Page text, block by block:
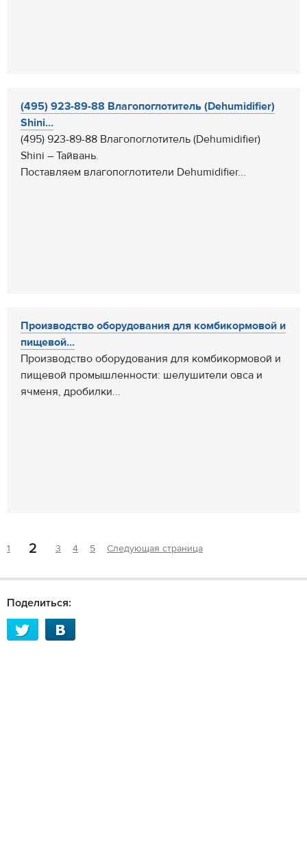
(495) 923-89-88 Влагопоглотитель (Dehumidifier)
Shini...
(495) 923-89-88 Влагопоглотитель (Dehumidifier)
Shini – Тайвань.
Поставляем влагопоглотители Dehumidifier...
Производство оборудования для комбикормовой и
пищевой...
Производство оборудования для комбикормовой и
пищевой промышленности: шелушители овса и
ячменя, дробилки...
1 2 3 4 5 Следующая страница
Поделиться: